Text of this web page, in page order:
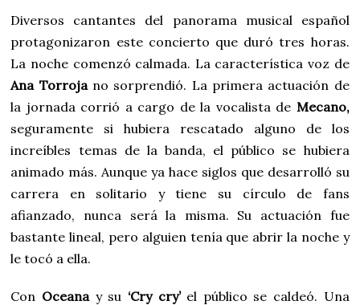
Diversos cantantes del panorama musical español
protagonizaron este concierto que duró tres horas.
La noche comenzó calmada. La característica voz de
Ana Torrojano sorprendió. La primera actuación de
la jornada corrió a cargo de la vocalista de Mecano,
seguramente si hubiera rescatado alguno de los
increíbles temas de la banda, el público se hubiera
animado más. Aunque ya hace siglos que desarrolló su
carrera en solitario y tiene su círculo de fans
afianzado, nunca será la misma. Su actuación fue
bastante lineal, pero alguien tenía que abrir la noche y
le tocó a ella.
Con Oceanay su ‘Cry cry’ el público se caldeó. Una